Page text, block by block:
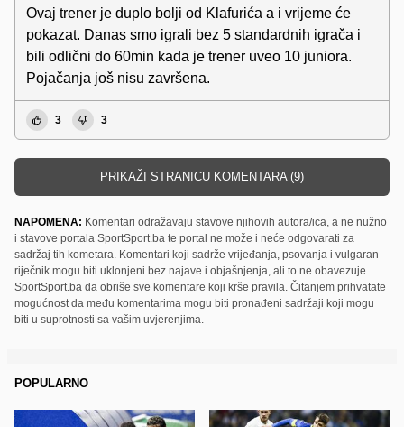
Ovaj trener je duplo bolji od Klafurića a i vrijeme će
pokazat. Danas smo igrali bez 5 standardnih igrača i
bili odlični do 60min kada je trener uveo 10 juniora.
Pojačanja još nisu završena.
3 3
PRIKAŽI STRANICU KOMENTARA (9)
NAPOMENA: Komentari odražavaju stavove njihovih autora/ica, a ne nužno
i stavove portala SportSport.ba te portal ne može i neće odgovarati za
sadržaj tih kometara. Komentari koji sadrže vrijeđanja, psovanja i vulgaran
riječnik mogu biti uklonjeni bez najave i objašnjenja, ali to ne obavezuje
SportSport.ba da obriše sve komentare koji krše pravila. Čitanjem prihvatate
mogućnost da među komentarima mogu biti pronađeni sadržaji koji mogu
biti u suprotnosti sa vašim uvjerenjima.
POPULARNO